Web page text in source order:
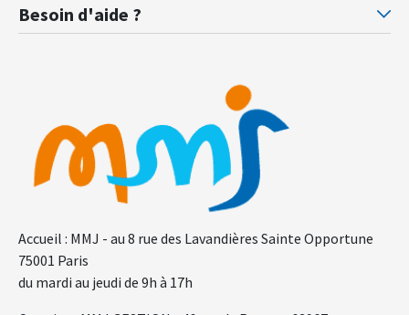
Accueil : MMJ - au 8 rue des Lavandières Sainte Opportune
75001 Paris
du mardi au jeudi de 9h à 17h
Besoin d'aide ?